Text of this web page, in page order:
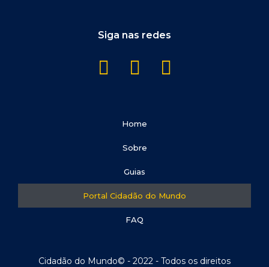
Siga nas redes
Home
Sobre
Guias
Portal Cidadão do Mundo
FAQ
Cidadão do Mundo© - 2022 - Todos os direitos